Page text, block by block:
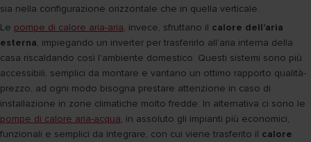
sia nella configurazione orizzontale che in quella verticale.
Le pompe di calore aria-aria, invece, sfruttano il calore dell’aria
esterna, impiegando un inverter per trasferirlo all’aria interna della
casa riscaldando così l’ambiente domestico. Questi sistemi sono più
accessibili, semplici da montare e vantano un ottimo rapporto qualità-
prezzo, ad ogni modo bisogna prestare attenzione in caso di
installazione in zone climatiche molto fredde. In alternativa ci sono le
pompe di calore aria-acqua, in assoluto gli impianti più economici,
funzionali e semplici da integrare, con cui viene trasferito il calore